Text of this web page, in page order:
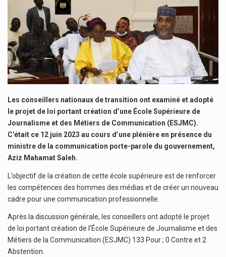
Les conseillers nationaux de transition ont examiné et adopté
le projet de loi portant création d’une École Supérieure de
Journalisme et des Métiers de Communication (ESJMC).
C’était ce 12 juin 2023 au cours d’une plénière en présence du
ministre de la communication porte-parole du gouvernement,
Aziz Mahamat Saleh.
L’objectif de la création de cette école supérieure est de renforcer
les compétences des hommes des médias et de créer un nouveau
cadre pour une communication professionnelle.
Après la discussion générale, les conseillers ont adopté le projet
de loi portant création de l’École Supérieure de Journalisme et des
Métiers de la Communication (ESJMC) 133 Pour ; 0 Contre et 2
Abstention.